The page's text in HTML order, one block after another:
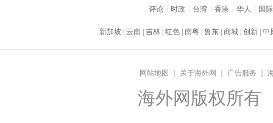
评论 时政 台湾 香港 华人 国际
新加坡 云南 吉林 红色 南粤 鲁东 商城 创新 中
网站地图 关于海外网 广告服务
海外网版权所有